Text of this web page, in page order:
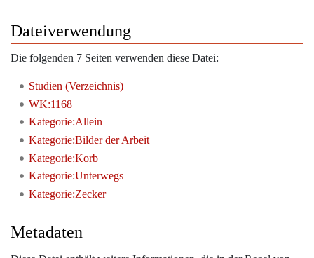
Dateiverwendung
Die folgenden 7 Seiten verwenden diese Datei:
Studien (Verzeichnis)
WK:1168
Kategorie:Allein
Kategorie:Bilder der Arbeit
Kategorie:Korb
Kategorie:Unterwegs
Kategorie:Zecker
Metadaten